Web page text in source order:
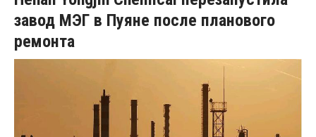
завод МЭГ в Пуяне после планового
ремонта